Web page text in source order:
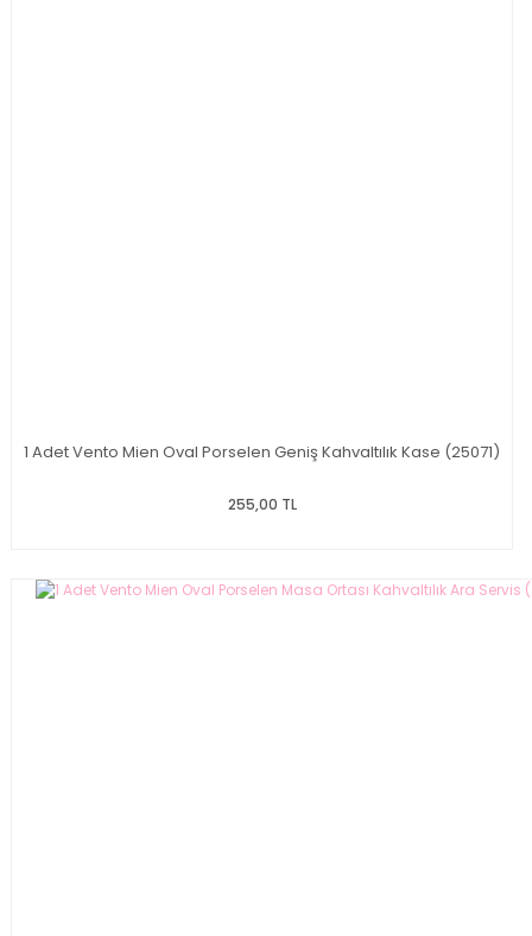
1 Adet Vento Mien Oval Porselen Geniş Kahvaltılık Kase (25071)
255,00 TL